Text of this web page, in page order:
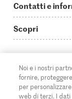
Piatti principali
Ricette
Ricette al forno
Storie
Video How to
Login Migusto
Contatti e
Guida alle
Contatti
Pubblicità
Scopri
Migros Online
A proposito
Noi e i nostri
fornire,
per
web di terzi. I dati